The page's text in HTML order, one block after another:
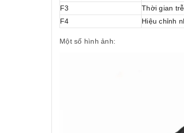
F3 Thời gian trễ
F4
Hiệu chỉnh
Một số hình ảnh: